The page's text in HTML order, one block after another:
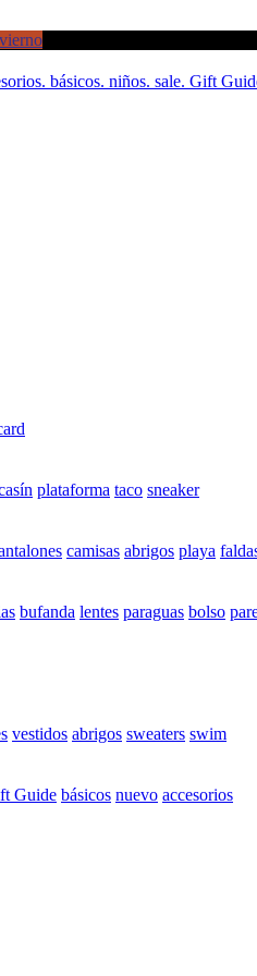
básicos. niños. sale. Gift
plataforma taco sneaker
camisas abrigos playa
bufanda lentes paraguas bolso
vestidos abrigos sweaters swim
Guide básicos nuevo accesorios